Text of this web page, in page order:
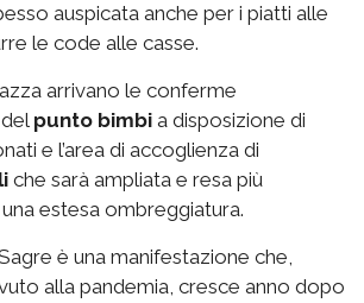
auspicata anche per i piatti alle
le code alle casse.
arrivano le conferme
punto bimbi a disposizione di
e l’area di accoglienza di
che sarà ampliata e resa più
estesa ombreggiatura.
è una manifestazione che,
alla pandemia, cresce anno dopo